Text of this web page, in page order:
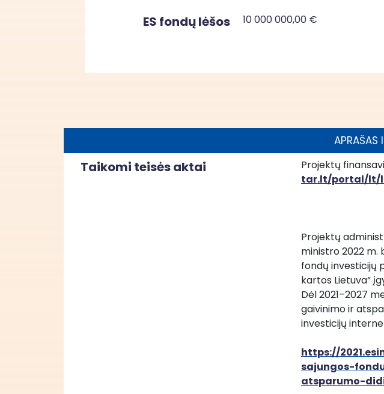
ES fondų lėšos 10 000 000,00 €
APRAŠAS
Taikomi teisės aktai Projektų
tar.lt/portal/lt/
Projektų
ministro 2022 m.
fondų investicijų
kartos Lietuva“
Dėl 2021–2027
gaivinimo ir
investicijų
https://
sajungos-
atsparumo-